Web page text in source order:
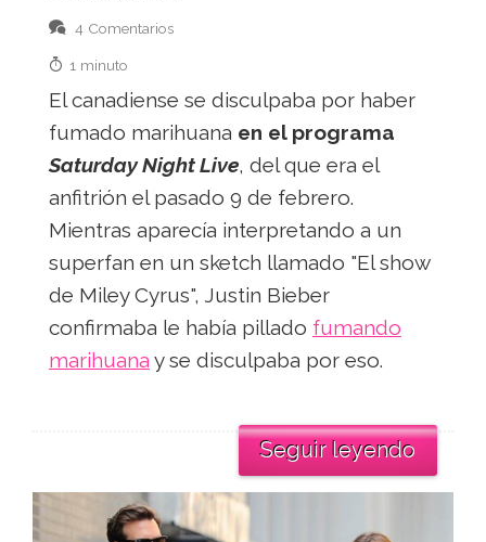
4 Comentarios
1 minuto
El canadiense se disculpaba por haber
fumado marihuana en el programa
Saturday Night Live, del que era el
anfitrión el pasado 9 de febrero.
Mientras aparecía interpretando a un
superfan en un sketch llamado "El show
de Miley Cyrus", Justin Bieber
confirmaba le había pillado fumando
marihuana y se disculpaba por eso.
Seguir leyendo